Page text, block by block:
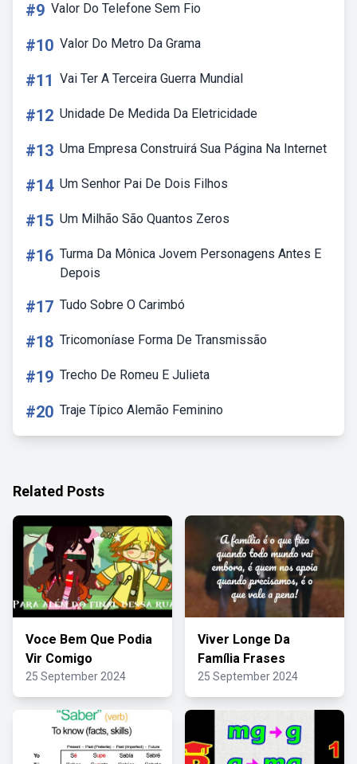
#9 Valor Do Telefone Sem Fio
#10 Valor Do Metro Da Grama
#11 Vai Ter A Terceira Guerra Mundial
#12 Unidade De Medida Da Eletricidade
#13 Uma Empresa Construirá Sua Página Na Internet
#14 Um Senhor Pai De Dois Filhos
#15 Um Milhão São Quantos Zeros
#16 Turma Da Mônica Jovem Personagens Antes E
Depois
#17 Tudo Sobre O Carimbó
#18 Tricomoníase Forma De Transmissão
#19 Trecho De Romeu E Julieta
#20 Traje Típico Alemão Feminino
Related Posts
Voce Bem Que Podia
Vir Comigo
25 September 2024
Viver Longe Da
Família Frases
25 September 2024